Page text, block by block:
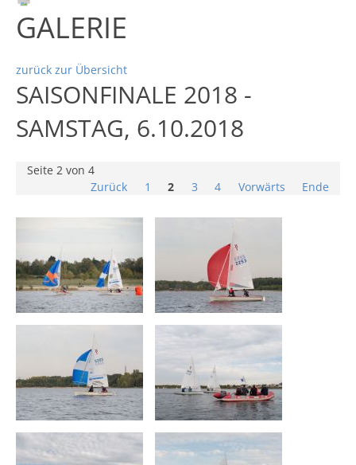
GALERIE
zurück zur Übersicht
SAISONFINALE 2018 -
SAMSTAG, 6.10.2018
Seite 2 von 4
Zurück
1 2 3 4 Vorwärts Ende